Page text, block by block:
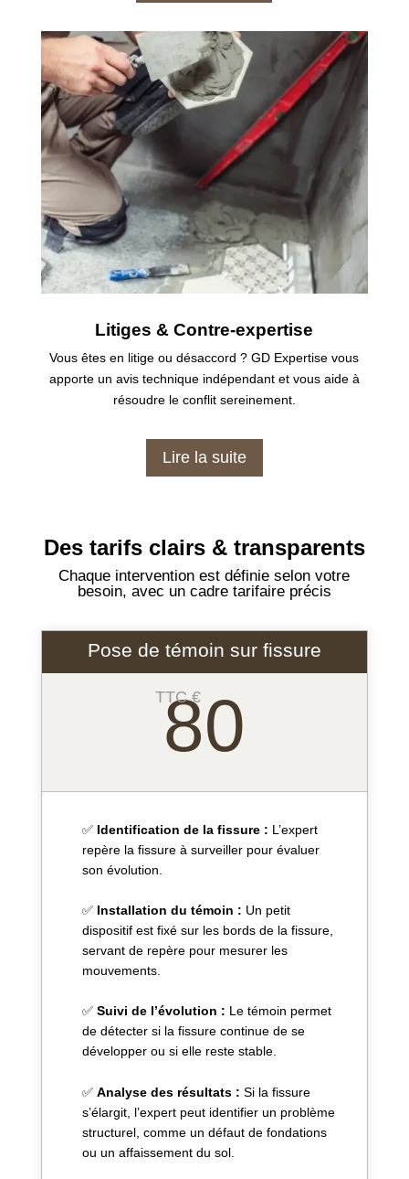
Litiges & Contre-expertise
Vous êtes en litige ou désaccord ? GD Expertise vous
apporte un avis technique indépendant et vous aide à
résoudre le conflit sereinement.
Lire la suite
Des tarifs clairs & transparents
Chaque intervention est définie selon votre
besoin, avec un cadre tarifaire précis
Pose de témoin sur fissure
TTC €
80
✅Identification de la fissure : L’expert
repère la fissure à surveiller pour évaluer
son évolution.
✅Installation du témoin : Un petit
dispositif est fixé sur les bords de la fissure,
servant de repère pour mesurer les
mouvements.
✅Suivi de l’évolution : Le témoin permet
de détecter si la fissure continue de se
développer ou si elle reste stable.
✅ Analyse des résultats : Si la fissure
s’élargit, l’expert peut identifier un problème
structurel, comme un défaut de fondations
ou un affaissement du sol.